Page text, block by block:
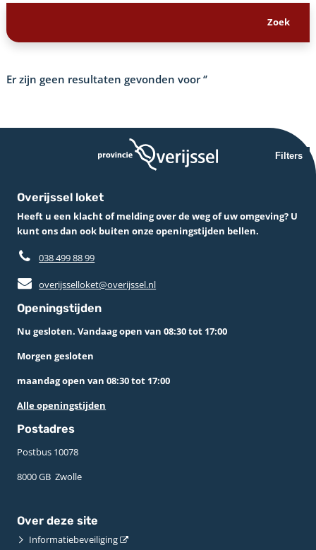
Er zijn geen resultaten gevonden voor‘’
Filters
Overijssel loket
Heeft u een klacht of melding over de weg of uw omgeving? U
kunt ons dan ook buiten onze openingstijden bellen.
038 499 88 99
overijsselloket@overijssel.nl
Openingstijden
Nu gesloten. Vandaag open van 08:30 tot 17:00
Morgen gesloten
maandag open van 08:30 tot 17:00
Alle openingstijden
Postadres
Postbus 10078 ­
8000 GB ­ Zwolle
Over deze site
Informatiebeveiliging